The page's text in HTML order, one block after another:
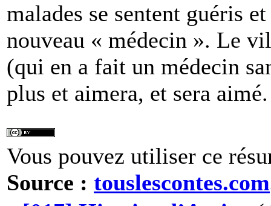
malades se sentent guéris
nouveau « médecin ». Le
(qui en a fait un médecin
plus et aimera, et sera aimé.
Vous pouvez utiliser ce
Source : touslescontes.com